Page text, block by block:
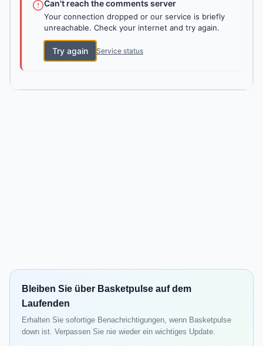
Can't reach the comments server
Your connection dropped or our service is briefly
unreachable. Check your internet and try again.
Try again Service status
Bleiben Sie über Basketpulse auf dem
Laufenden
Erhalten Sie sofortige Benachrichtigungen, wenn Basketpulse
down ist. Verpassen Sie nie wieder ein wichtiges Update.